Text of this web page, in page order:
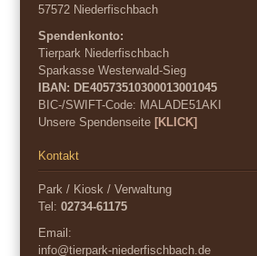
57572 Niederfischbach
Spendenkonto:
Tierpark Niederfischbach
Sparkasse Westerwald-Sieg
IBAN: DE40573510300013001045
BIC-/SWIFT-Code: MALADE51AKI
Unsere Spendenseite[KLICK]
Kontakt
Park / Kiosk / Verwaltung
Tel:02734-61175
Email:
info@tierpark-niederfischbach.de